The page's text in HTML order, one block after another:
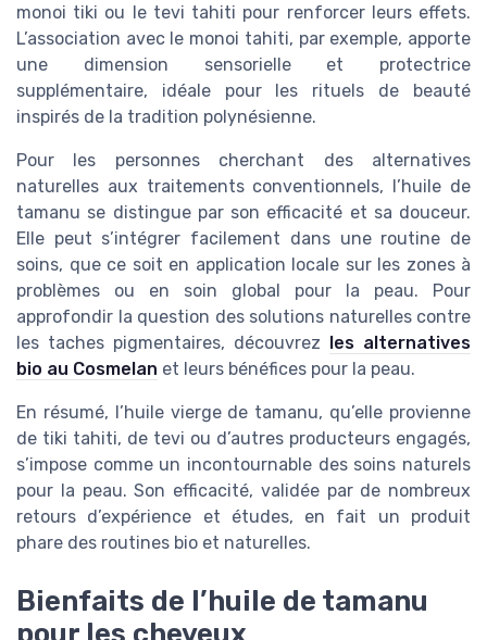
monoi tiki ou le tevi tahiti pour renforcer leurs effets.
L’association avec le monoi tahiti, par exemple, apporte
une dimension sensorielle et protectrice
supplémentaire, idéale pour les rituels de beauté
inspirés de la tradition polynésienne.
Pour les personnes cherchant des alternatives
naturelles aux traitements conventionnels, l’huile de
tamanu se distingue par son efficacité et sa douceur.
Elle peut s’intégrer facilement dans une routine de
soins, que ce soit en application locale sur les zones à
problèmes ou en soin global pour la peau. Pour
approfondir la question des solutions naturelles contre
les taches pigmentaires, découvrez les alternatives
bio au Cosmelan et leurs bénéfices pour la peau.
En résumé, l’huile vierge de tamanu, qu’elle provienne
de tiki tahiti, de tevi ou d’autres producteurs engagés,
s’impose comme un incontournable des soins naturels
pour la peau. Son efficacité, validée par de nombreux
retours d’expérience et études, en fait un produit
phare des routines bio et naturelles.
Bienfaits de l’huile de tamanu
pour les cheveux